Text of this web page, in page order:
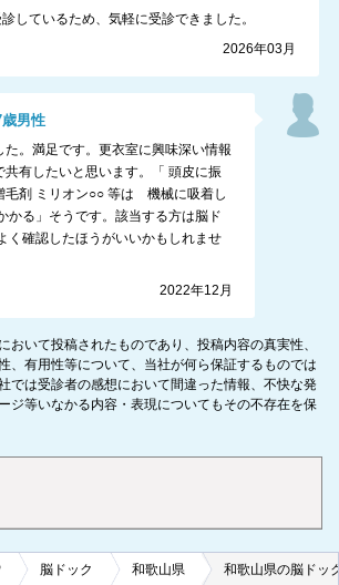
しているため、気軽に受診できました。
2026年03月
歳男性
た。満足です。更衣室に興味深い情報
共有したいと思います。「 頭皮に振
毛剤 ミリオン○○ 等は 機械に吸着し
かる」そうです。該当する方は脳ド
く確認したほうがいいかもしれませ
2022年12月
おいて投稿されたものであり、投稿内容の真実性、
、有用性等について、当社が何ら保証するものでは
では受診者の感想において間違った情報、不快な発
ジ等いなかる内容・表現についてもその不存在を保
脳ドック 和歌山県 和歌山県の脳ドッ